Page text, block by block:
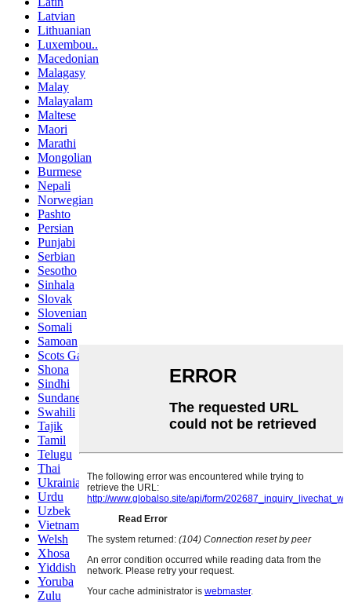
Latvian
Lithuanian
Luxembou..
Macedonian
Malagasy
Malay
Malayalam
Maltese
Maori
Marathi
Mongolian
Burmese
Nepali
Norwegian
Pashto
Persian
Punjabi
Serbian
Sesotho
Sinhala
Slovak
Slovenian
Somali
Samoan
Scots Gaelic
Shona
Sindhi
Sundanese
Swahili
Tajik
Tamil
Telugu
Thai
Ukrainian
Urdu
Uzbek
Vietnamese
Welsh
Xhosa
Yiddish
Yoruba
Zulu